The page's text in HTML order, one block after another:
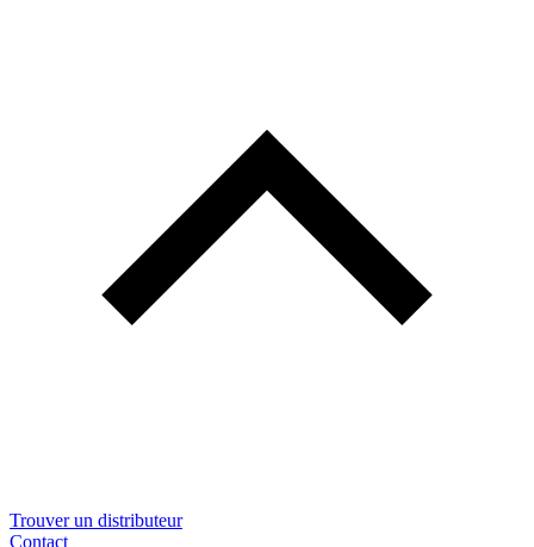
Trouver un distributeur
Contact